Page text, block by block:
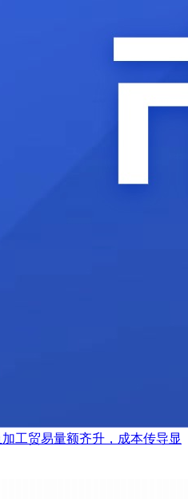
工贸易量额齐升，成本传导显